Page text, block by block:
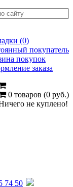
(0)
покупатель
покупок
заказа
0 товаров (0 руб.)
не куплено!
74 50